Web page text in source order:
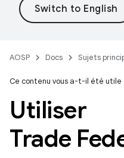
AOSP Docs Sujets
Ce contenu vous a-t-il été utile
Utiliser
Trade